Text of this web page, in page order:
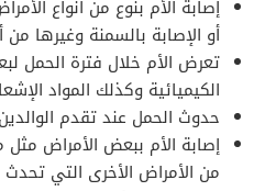
إصابة الأم بنوع من أنواع
أو الإصابة بالسمنة وغيرها
تعرض الأم خلال فترة الحمل
الكيميائية وكذلك المواد
حدوث الحمل عند تقدم
إصابة الأم ببعض الأمراض مثل
من الأمراض الأخرى التي